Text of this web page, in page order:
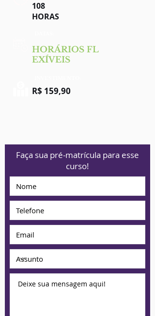
R$ 159,90
108
HORAS
HORÁRIOS FL
EXÍVEIS
Faça sua pré-matrícula para esse
curso!